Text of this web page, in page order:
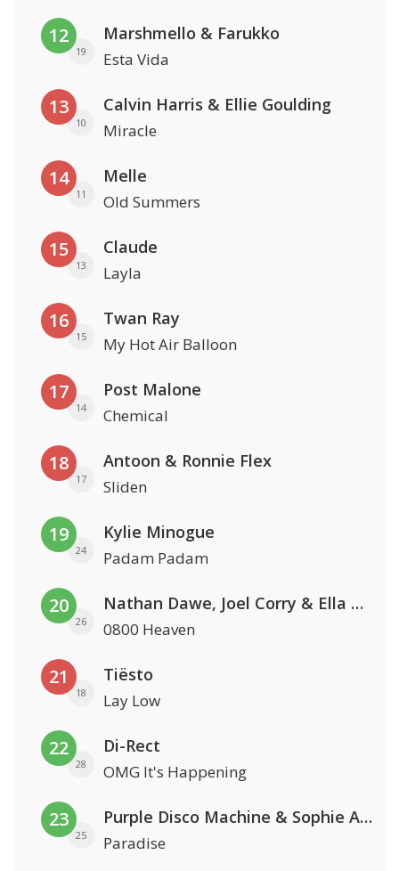
12
19
Marshmello & Farukko
Esta Vida
13
10
Calvin Harris & Ellie Goulding
Miracle
14
11
Melle
Old Summers
15
13
Claude
Layla
16
15
Twan Ray
My Hot Air Balloon
17
14
Post Malone
Chemical
18
17
Antoon & Ronnie Flex
Sliden
19
24
Kylie Minogue
Padam Padam
20
26
Nathan Dawe, Joel Corry & Ella Henderson
0800 Heaven
21
18
Tiësto
Lay Low
22
28
Di-Rect
OMG It's Happening
23
25
Purple Disco Machine & Sophie And The Giants
Paradise